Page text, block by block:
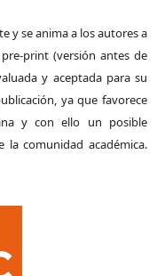
y se anima a los autores a
print (versión antes de
y aceptada para su
ya que favorece
y con ello un posible
comunidad académica.